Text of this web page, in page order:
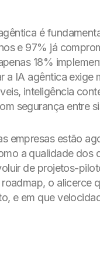
é
e 97% já
18%
a IA agêntica
inteligência
segurança entre
empresas estão
a qualidade dos
de projetos-
o alicerce
e em que